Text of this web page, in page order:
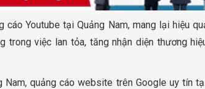
Youtube tại Quảng Nam, mang lại hiệu
việc lan tỏa, tăng nhận diện thương
quảng cáo website trên Google uy tín